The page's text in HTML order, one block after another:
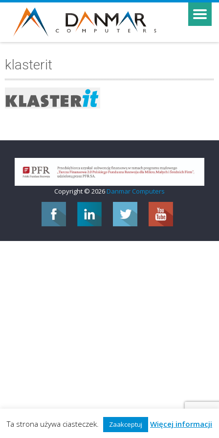
klasterit
Copyright © 2026 Danmar Computers
Ta strona używa ciasteczek. Zaakceptuj Więcej informacji